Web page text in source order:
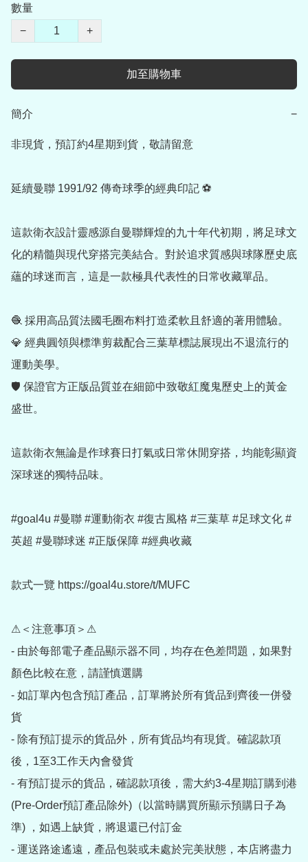
數量
−
+
加至購物車
簡介 −
非現貨，預訂約4星期到貨，敬請留意
延續曼聯 1991/92 傳奇球季的經典印記 ⚽
這款衛衣設計靈感源自曼聯輝煌的九十年代初期，將足球文
化的精髓與現代穿搭完美結合。對於追求質感與球隊歷史底
蘊的球迷而言，這是一款極具代表性的日常收藏單品。
🧶 採用高品質法國毛圈布料打造柔軟且舒適的著用體驗。
💎 經典圓領與標準剪裁配合三葉草標誌展現出不退流行的
運動美學。
🛡️ 保證官方正版品質並在細節中致敬紅魔鬼歷史上的黃金
盛世。
這款衛衣無論是作球賽日打氣或日常休閒穿搭，均能彰顯資
深球迷的獨特品味。
#goal4u #曼聯 #運動衛衣 #復古風格 #三葉草 #足球文化 #
英超 #曼聯球迷 #正版保障 #經典收藏
款式一覽 https://goal4u.store/t/MUFC
⚠＜注意事項＞⚠
- 由於每部電子產品顯示器不同，均存在色差問題，如果對
顏色比較在意，請謹慎選購
- 如訂單內包含預訂產品，訂單將於所有貨品到齊後一併發
貨
- 除有預訂提示的貨品外，所有貨品均有現貨。確認款項
後，1至3工作天內會發貨
- 有預訂提示的貨品，確認款項後，需大約3-4星期訂購到港
(Pre-Order預訂產品除外)（以當時購買所顯示預購日子為
準) ，如遇上缺貨，將退還已付訂金
- 運送路途遙遠，產品包裝或未處於完美狀態，本店將盡力